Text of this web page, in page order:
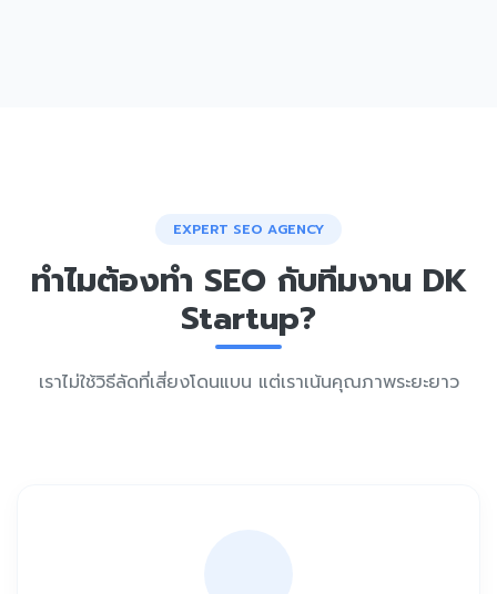
EXPERT SEO AGENCY
ทำไมต้องทำ SEO กับทีมงาน DK
Startup?
เราไม่ใช้วิธีลัดที่เสี่ยงโดนแบน แต่เราเน้นคุณภาพระยะยาว